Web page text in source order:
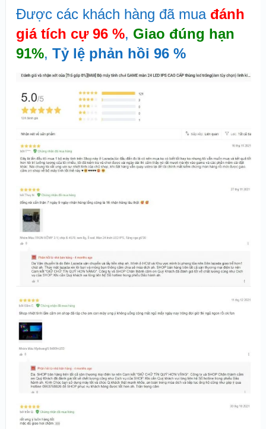
Được các khách hàng đã mua đánh
giá tích cự 96 %, Giao đúng hạn
91%, Tỷ lệ phản hồi 96 %